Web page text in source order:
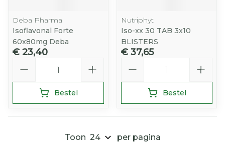
Deba Pharma
Isoflavonal Forte
60x80mg Deba
€ 23,40
Bestel
Nutriphyt
Iso-xx 30 TAB 3x10
BLISTERS
€ 37,65
Bestel
Toon per pagina